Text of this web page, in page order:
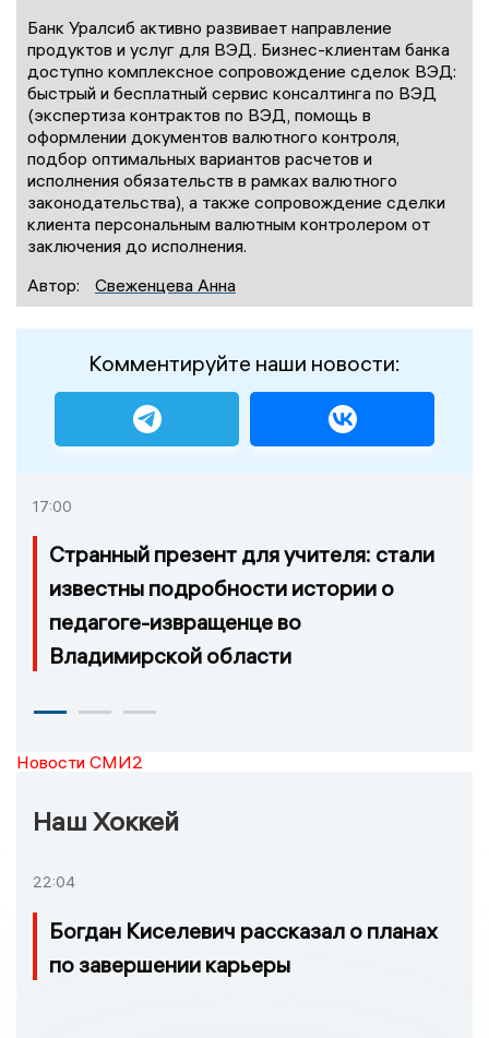
Банк Уралсиб активно развивает направление
продуктов и услуг для ВЭД. Бизнес-клиентам банка
доступно комплексное сопровождение сделок ВЭД:
быстрый и бесплатный сервис консалтинга по ВЭД
(экспертиза контрактов по ВЭД, помощь в
оформлении документов валютного контроля,
подбор оптимальных вариантов расчетов и
исполнения обязательств в рамках валютного
законодательства), а также сопровождение сделки
клиента персональным валютным контролером от
заключения до исполнения.
Автор:
Свеженцева Анна
Комментируйте наши новости:
17:00
Странный презент для учителя: стали
известны подробности истории о
педагоге-извращенце во
Владимирской области
Новости СМИ2
Наш Хоккей
22:04
Богдан Киселевич рассказал о планах
по завершении карьеры